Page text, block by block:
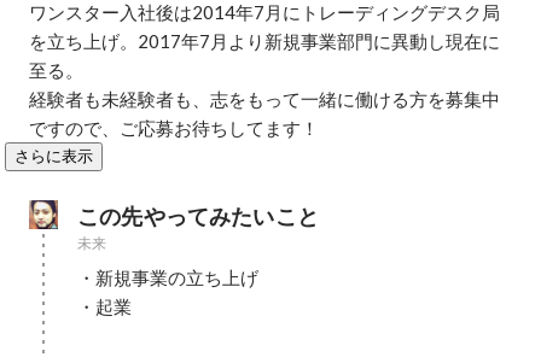
ワンスター入社後は2014年7月にトレーディングデスク局
を立ち上げ。2017年7月より新規事業部門に異動し現在に
至る。
経験者も未経験者も、志をもって一緒に働ける方を募集中
ですので、ご応募お待ちしてます！
さらに表示
この先やってみたいこと
未来
・新規事業の立ち上げ
・起業